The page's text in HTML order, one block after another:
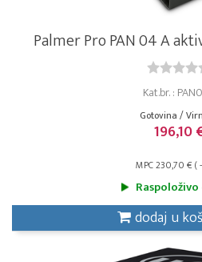
Palmer Pro PAN 04 A
Kat.br. :
Gotovina /
196,10
MPC 230,70 € (
dodaj u